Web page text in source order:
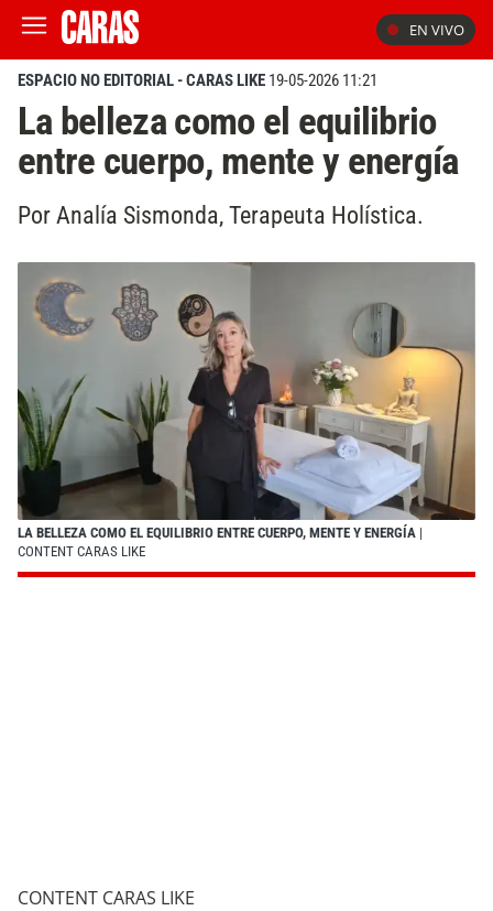
EN VIVO
ESPACIO NO EDITORIAL - CARAS LIKE 19-05-2026 11:21
La belleza como el equilibrio
entre cuerpo, mente y energía
Por Analía Sismonda, Terapeuta Holística.
LA BELLEZA COMO EL EQUILIBRIO ENTRE CUERPO, MENTE Y ENERGÍA |
CONTENT CARAS LIKE
CONTENT CARAS LIKE